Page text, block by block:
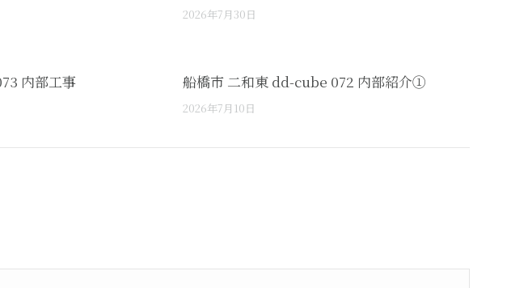
2026年7月30日
内部工事 船橋市 二和東 dd-cube 072 内部紹介①
2026年7月10日